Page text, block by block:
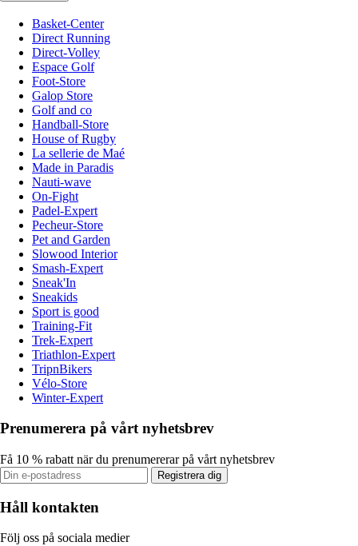
Basket-Center
Direct Running
Direct-Volley
Espace Golf
Foot-Store
Galop Store
Golf and co
Handball-Store
House of Rugby
La sellerie de Maé
Made in Paradis
Nauti-wave
On-Fight
Padel-Expert
Pecheur-Store
Pet and Garden
Slowood Interior
Smash-Expert
Sneak'In
Sneakids
Sport is good
Training-Fit
Trek-Expert
Triathlon-Expert
TripnBikers
Vélo-Store
Winter-Expert
Prenumerera på vårt nyhetsbrev
Få 10 % rabatt när du prenumererar på vårt nyhetsbrev
Registrera dig
Håll kontakten
Följ oss på sociala medier